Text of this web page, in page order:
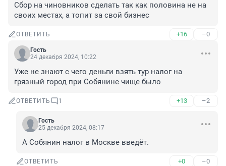
Сбор на чиновников сделать так как половина не на
своих местах, а топит за свой бизнес
ОТВЕТИТЬ +16 –0
Гость
24 декабря 2024, 10:22
Уже не знают с чего деньги взять тур налог на
грязный город при Собянине чище было
ОТВЕТИТЬ 1 +13 –2
Гость
25 декабря 2024, 08:17
А Собянин налог в Москве введёт.
ОТВЕТИТЬ +0 –0